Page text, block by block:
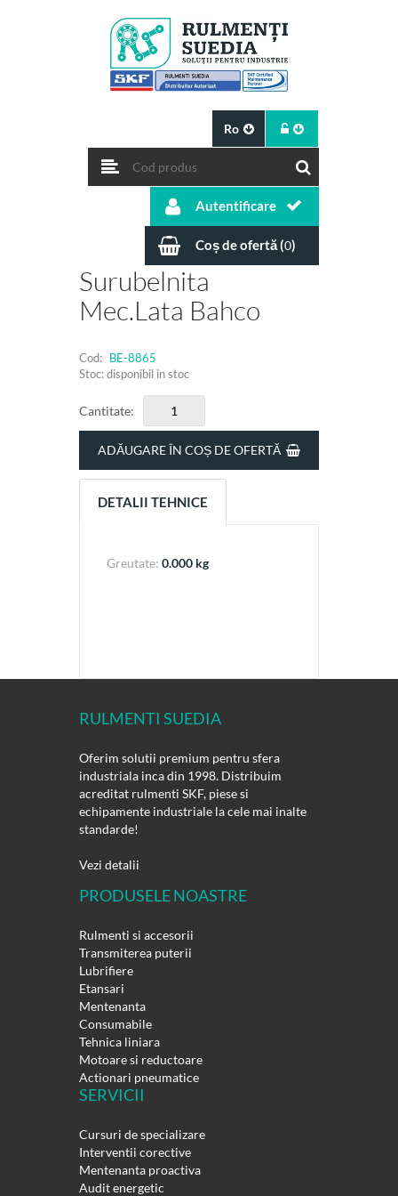
Ro
Autentificare
Coș de ofertă (0)
Surubelnita
Mec.lata Bahco
Cod: BE-8865
Stoc: disponibil in stoc
Cantitate:
DETALII TEHNICE
Greutate: 0.000 kg
RULMENTI SUEDIA
Oferim solutii premium pentru sfera
industriala inca din 1998. Distribuim
acreditat rulmenti SKF, piese si
echipamente industriale la cele mai inalte
standarde!
Vezi detalii
PRODUSELE NOASTRE
Rulmenti si accesorii
Transmiterea puterii
Lubrifiere
Etansari
Mentenanta
Consumabile
Tehnica liniara
Motoare si reductoare
Actionari pneumatice
SERVICII
Cursuri de specializare
Interventii corective
Mentenanta proactiva
Audit energetic